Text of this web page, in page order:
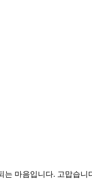
는 마음입니다. 고맙습니